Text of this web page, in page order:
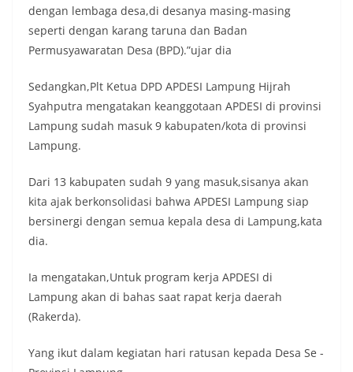
dengan lembaga desa,di desanya masing-masing
seperti dengan karang taruna dan Badan
Permusyawaratan Desa (BPD).”ujar dia
Sedangkan,Plt Ketua DPD APDESI Lampung Hijrah
Syahputra mengatakan keanggotaan APDESI di provinsi
Lampung sudah masuk 9 kabupaten/kota di provinsi
Lampung.
Dari 13 kabupaten sudah 9 yang masuk,sisanya akan
kita ajak berkonsolidasi bahwa APDESI Lampung siap
bersinergi dengan semua kepala desa di Lampung,kata
dia.
Ia mengatakan,Untuk program kerja APDESI di
Lampung akan di bahas saat rapat kerja daerah
(Rakerda).
Yang ikut dalam kegiatan hari ratusan kepada Desa Se -